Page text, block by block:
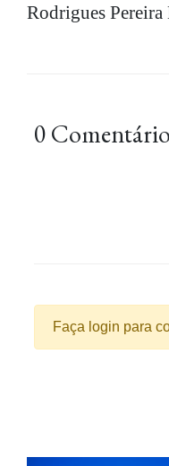
Rodrigues Pereira
0
Faça login para